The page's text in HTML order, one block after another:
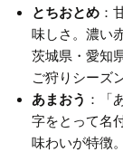
とちおとめ ：
味しさ。濃い
茨城県・愛知
ご狩りシーズ
あまおう ：「
字をとって名
味わいが特徴